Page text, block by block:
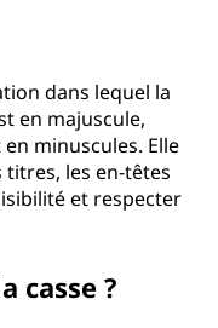
dans lequel la
en majuscule,
minuscules. Elle
les en-têtes
et respecter
casse ?